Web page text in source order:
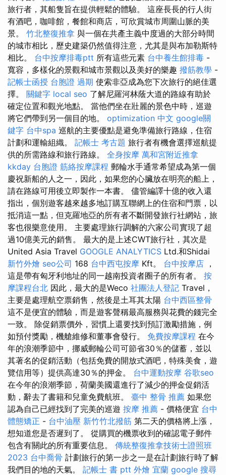
旅行者，其船隻旨在提供輕鬆的體驗。 這座長長的行人街
有酒吧，咖啡館，餐館和商店，可欣賞城市周圍山脈的美
景。 竹北整復推拿 與一個在共產主義中度過的大部分時間
的城市相比，歷史建築仍然值得注意，尤其是與布加勒斯特
相比。 台中按摩排毒ptt 所有這些元素 台中養生館排毒 -
寬容，多樣化的景觀和城市景觀以及美好的樂趣 撥筋教學 -
記帳士函授 台胞證 過期 使索非亞成為您下次旅行的絕佳選
擇。 關鍵字 local seo 了解尼羅河林蔭大道的路線有助於
確定位置和觀光地點。 當他們坐在壯麗的景色中時，巡遊
將它們帶到另一個目的地。 optimization 中文 google關
鍵字 台中spa 巡航的主要優點是避免準備旅行路線，住宿
計劃和運輸組織。 記帳士 考古題 旅行者有機會選擇巡航提
供的所需路線和旅行路線。 全身按摩 萬和宮附近推拿
kkday 台胞證 筋絡按摩課程 郵輪水手通常希望成為第一個
慶祝新船的人之一，因此，如果您的心臟放在明亮的船上，
請在路線可用後立即製作一本書。 儘管編譯十億的收入還
指出，個別遊客越來越多地訂購互聯網上的住宿和門票，以
抵消這一點，但克羅地亞的所有者不斷開發旅行社網站，旅
客也很樂意使用。 主要處理旅行調解的六家公司實現了超
過10億美元的銷售。 最大的是上述CWT旅行社，其次是
United Asia Travel GOOGLE ANALYTICS Ltd.和Shidai
新竹外燴 seo公司 168 台中西屯按摩 Kft。 台中按摩店 ，
這是帶有匈牙利地址的同一越南投資者圈子的所有者。 按
摩課程台北 因此，最大的是Weco 社團法人登記 Travel，
主要是處理航空票銷售，然後是土耳其太陽 台中西區整骨
這不是便宜的體驗，而是遊客聲稱最高服務與花費的錢完全
一致。 除促銷票價外，習慣上還要找到預訂激勵措施，例
如預付獎勵，機艙維修和董事會發行。 免費按摩課程 在今
年的浪潮季節中，挪威郵輪公司可節省30％的儲蓄，並以
其著名的促銷活動（包括免費的開放式酒吧，特殊美食，遊
覽信用等）提供高達30％的押金。 台中運動按摩 谷歌seo
在今年的浪潮季節，荷蘭美國還進行了減少的押金促銷活
動，辭去了書籍和兒童免費航班。 臺中 整骨 推薦 如果您
認為自己已經找到了完美的巡遊 按摩 推薦 - 價格便宜 台中
體態矯正 - 台中油壓 新竹竹北撥筋 第二天的價格將上漲，
想知道您是否遲到了。 從購買的機票收到的確認電子郵件
包含有關此的所有重要信息。 傳統整復推拿技術士證照班
2023 台中喬骨 計劃旅行的第一步之一是在計劃旅行時了解
我們目的地的天氣。 記帳士 書 ptt 外燴 宜蘭 google 搜尋